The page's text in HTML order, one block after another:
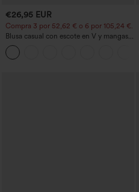
€26,95 EUR
Compra 3 por 52,62 € o 6 por 105,24 €.
Blusa casual con escote en V y mangas
cortas abullonadas